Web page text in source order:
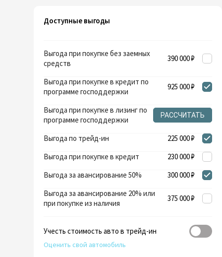
Доступные выгоды
Выгода при покупке без заемных
средств
390 000 ₽
Выгода при покупке в кредит по
программе господдержки
925 000 ₽
Выгода при покупке в лизинг по
программе господдержки
РАССЧИТАТЬ
Выгода по трейд-ин
225 000 ₽
Выгода при покупке в кредит
230 000 ₽
Выгода за авансирование 50%
300 000 ₽
Выгода за авансирование 20% или
при покупке из наличия
375 000 ₽
Учесть стоимость авто в трейд-ин
Оценить свой автомобиль